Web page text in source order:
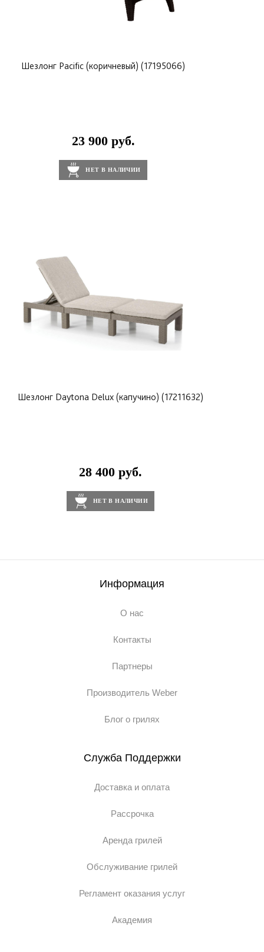
Шезлонг Pacific (коричневый) (17195066)
23 900 руб.
НЕТ В НАЛИЧИИ
Шезлонг Daytona Delux (капучино) (17211632)
28 400 руб.
НЕТ В НАЛИЧИИ
Информация
О нас
Контакты
Партнеры
Производитель Weber
Блог о грилях
Служба Поддержки
Доставка и оплата
Рассрочка
Аренда грилей
Обслуживание грилей
Регламент оказания услуг
Академия